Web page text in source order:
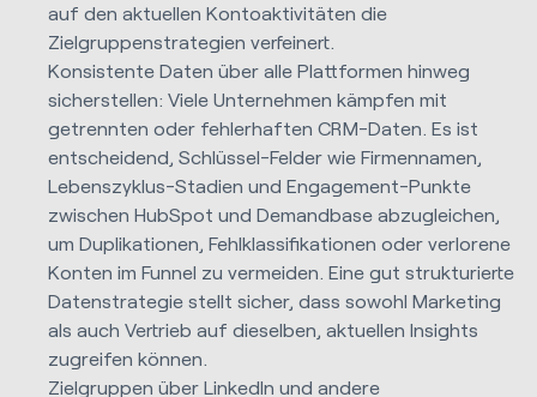
auf den aktuellen Kontoaktivitäten die
Zielgruppenstrategien verfeinert.
Konsistente Daten über alle Plattformen hinweg
sicherstellen: Viele Unternehmen kämpfen mit
getrennten oder fehlerhaften CRM-Daten. Es ist
entscheidend, Schlüssel-Felder wie Firmennamen,
Lebenszyklus-Stadien und Engagement-Punkte
zwischen HubSpot und Demandbase abzugleichen,
um Duplikationen, Fehlklassifikationen oder verlorene
Konten im Funnel zu vermeiden. Eine gut strukturierte
Datenstrategie stellt sicher, dass sowohl Marketing
als auch Vertrieb auf dieselben, aktuellen Insights
zugreifen können.
Zielgruppen über LinkedIn und andere